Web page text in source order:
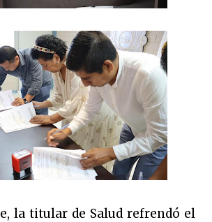
la titular de Salud refrendó el